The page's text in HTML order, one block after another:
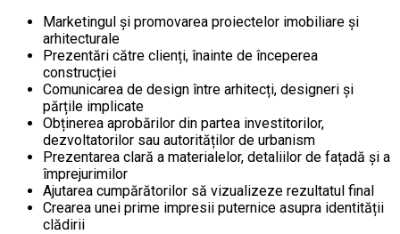
Marketingul și promovarea proiectelor imobiliare și
arhitecturale
Prezentări către clienți, înainte de începerea
construcției
Comunicarea de design între arhitecți, designeri și
părțile implicate
Obținerea aprobărilor din partea investitorilor,
dezvoltatorilor sau autorităților de urbanism
Prezentarea clară a materialelor, detaliilor de fațadă și a
împrejurimilor
Ajutarea cumpărătorilor să vizualizeze rezultatul final
Crearea unei prime impresii puternice asupra identității
clădirii